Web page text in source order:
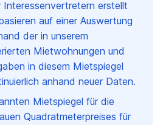
Interessenvertretern erstellt
auf einer Auswertung
der in unserem
Mietwohnungen und
in diesem Mietspiegel
anhand neuer Daten.
Mietspiegel für die
Quadratmeterpreises für